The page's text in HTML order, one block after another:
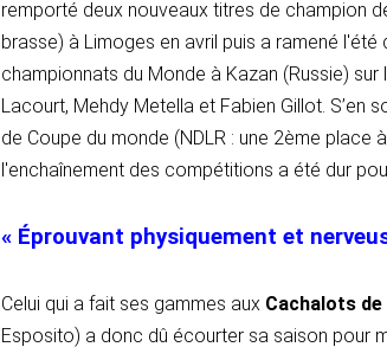
remporté deux nouveaux titres de champion
brasse) à Limoges en avril puis a ramené
championnats du Monde à Kazan (Russie)
Lacourt, Mehdy Metella et Fabien Gillot. S’en
de Coupe du monde (NDLR : une 2ème place
l'enchaînement des compétitions a été dur
« Éprouvant physiquement et
Celui qui a fait ses gammes aux Cachalots
Esposito) a donc dû écourter sa saison pour